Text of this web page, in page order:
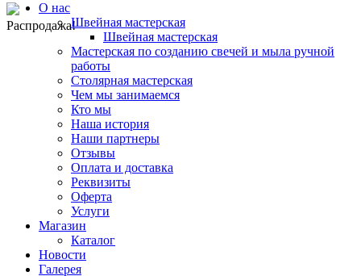
О нас
Швейная мастерская
Швейная мастерская
Мастерская по созданию свечей и мыла ручной
работы
Столярная мастерская
Чем мы занимаемся
Кто мы
Наша история
Наши партнеры
Отзывы
Оплата и доставка
Реквизиты
Оферта
Услуги
Магазин
Каталог
Новости
Галерея
Распродажа!